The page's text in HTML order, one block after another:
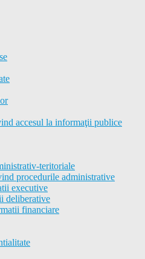
accesul la informaţii publice
teritoriale
procedurile administrative
executive
deliberative
financiare